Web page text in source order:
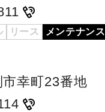
リース メンテナンス
幸町23番地